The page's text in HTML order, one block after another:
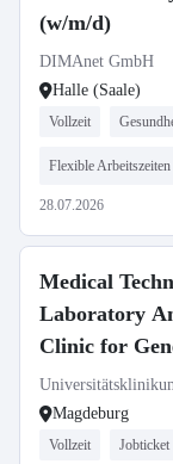
(w/m/d)
DIMAnet GmbH
Halle (Saale)
Vollzeit
Flexible Arbeitszeiten
28.07.2026
Medical
Laboratory
Clinic for
and
and
Magdeburg
Vollzeit Jobticket